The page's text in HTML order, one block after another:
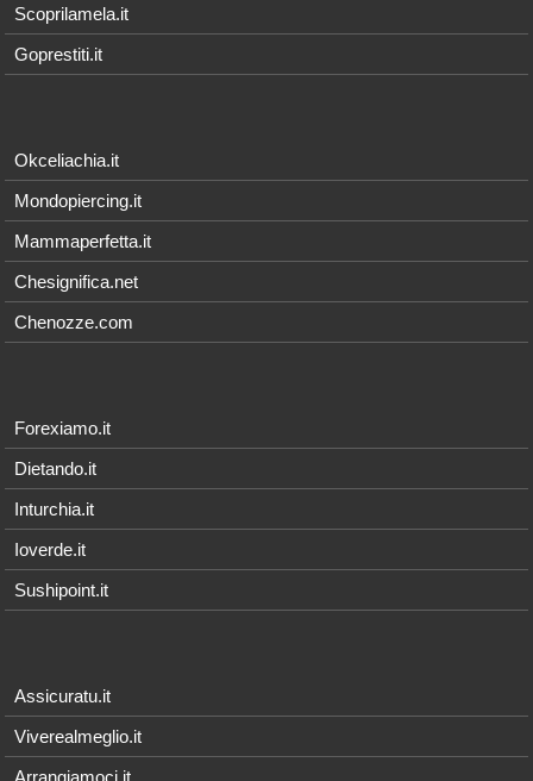
Scoprilamela.it
Goprestiti.it
Okceliachia.it
Mondopiercing.it
Mammaperfetta.it
Chesignifica.net
Chenozze.com
Forexiamo.it
Dietando.it
Inturchia.it
Ioverde.it
Sushipoint.it
Assicuratu.it
Viverealmeglio.it